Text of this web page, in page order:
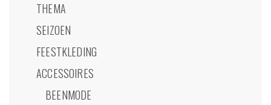
THEMA
SEIZOEN
FEESTKLEDING
ACCESSOIRES
BEENMODE